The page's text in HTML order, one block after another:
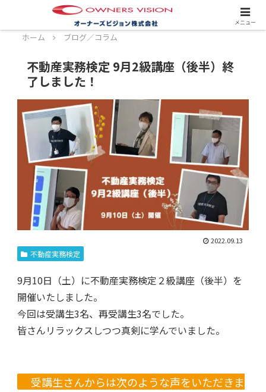
スタッフ募集中！詳しくはこちら！
ホーム ブログ／コラム
不動産実務検定 9月2級講座（後半）終
了しました！
2022.09.13
不動産実務検定
9月10日（土）に不動産実務検定２級講座（後半）を
開催いたしました。
今回は受講生3名、再受講生3名でした。
皆さんリラックスしつつ真剣に学んでいました。
受講生さんからは次のような声をいただきま
メニュー